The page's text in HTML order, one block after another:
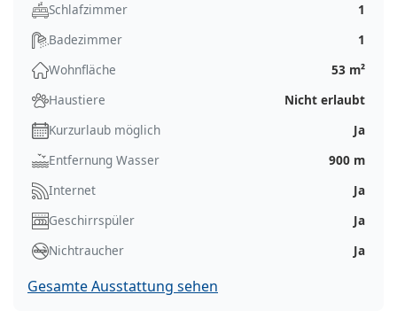
Schlafzimmer
1
Badezimmer
1
Wohnfläche
53 m²
Haustiere
Nicht erlaubt
Kurzurlaub möglich
Ja
Entfernung Wasser
900 m
Internet
Ja
Geschirrspüler
Ja
Nichtraucher
Ja
Gesamte Ausstattung sehen